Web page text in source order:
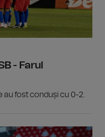
- Farul
au fost conduși cu 0-2.